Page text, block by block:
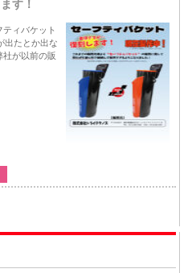
す！
ィバケット
出たとか出な
が以前の販